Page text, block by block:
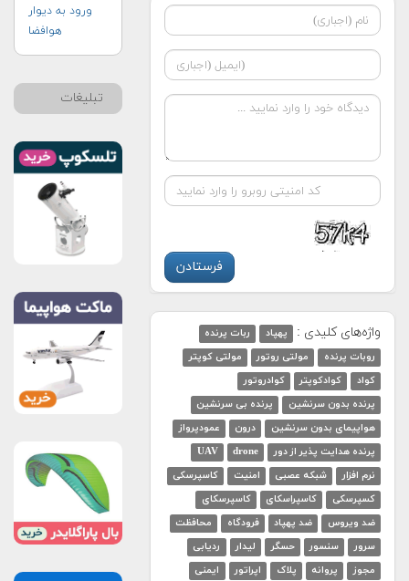
واژه‌های کلیدی : پهپاد
ربات پرنده
روبات پرنده
مولتی روتور
مولتی کوپتر
کواد
کوادکوپتر
کوادروتور
پرنده بدون سرنشین
پرنده بی سرنشین
هواپیمای بدون سرنشین
درون
عمودپرواز
پرنده هدایت پذیر از دور
UAV
drone
نرم افزار
شبکه عصبی امنیت
کاسپرسکی
کسپرسکی
کاسپراسکای
کاسپرسکای
ضد ویروس
ضد پهپاد فرودگاه
محافظت
سرور
سنسور حسگر لیدار
ردیابی
مجوز
پروانه پلاک اپراتور ایمنی
ورود به دیوار
هوافضا
تبلیغات